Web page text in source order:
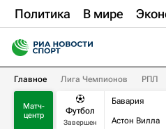
Политика В мире
Главное Лига Чемпионов РПЛ
Матч-
центр
Футбол
Завершен
Бавария
Астон Вилла